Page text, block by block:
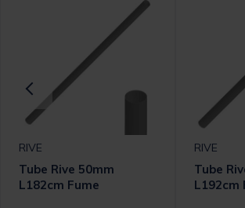
RIVE
Tube Rive 50mm
L182cm Fume
RIVE
Tube
L192cm